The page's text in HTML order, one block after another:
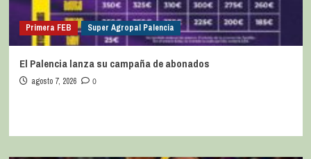
Primera FEB Super Agropal Palencia
El Palencia lanza su campaña de abonados
agosto 7, 2026 0